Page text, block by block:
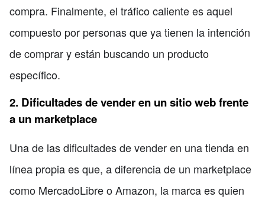
compra. Finalmente, el tráfico caliente es aquel
compuesto por personas que ya tienen la intención
de comprar y están buscando un producto
específico.
2. Dificultades de vender en un sitio web frente
a un marketplace
Una de las dificultades de vender en una tienda en
línea propia es que, a diferencia de un marketplace
como MercadoLibre o Amazon, la marca es quien